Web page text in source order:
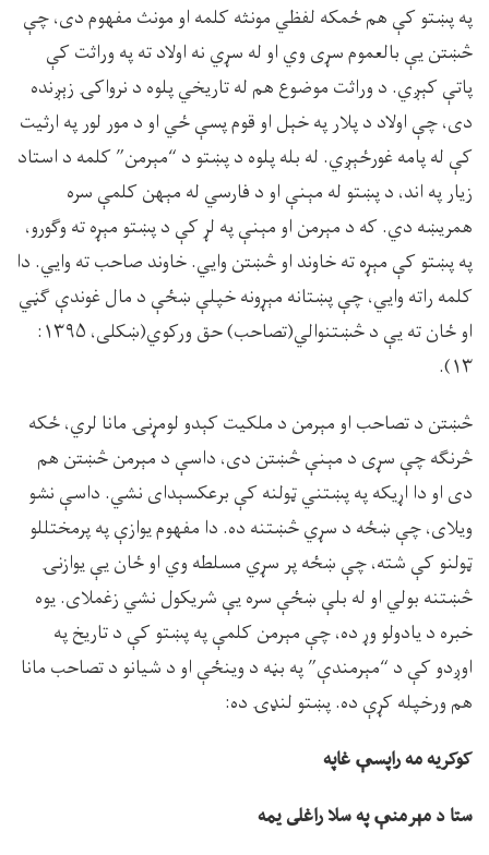
په پښتو کې هم ځمکه لفظي مونثه کلمه او مونث مفهوم دى، چې
څښتن يې بالعموم سړى وي او له سړي نه اولاد ته په وراثت کې
پاتې کېږي. د وراثت موضوع هم له تاريخي پلوه د نرواکۍ زېږنده
دى، چې اولاد د پلار په خېل او قوم پسې ځي او د مور لور په ارثيت
کې له پامه غورځېږي. له بله پلوه د پښتو د “مېرمن” کلمه د استاد
زيار په اند، د پښتو له مېنې او د فارسي له مېهن کلمې سره
همريښه دي. که د مېرمن او مېنې په لړ کې د پښتو مېړه ته وګورو،
په پښتو کې مېړه ته خاوند او څښتن وايي. خاوند صاحب ته وايي. دا
کلمه راته وايي، چې پښتانه مېړونه خپلې ښځې د مال غوندې گڼي
او ځان ته يې د څښتنوالي(تصاحب) حق ورکوي(ښکلى، ۱۳۹۵:
۱۳).
څښتن د تصاحب او مېرمن د ملکيت کېدو لومړنۍ مانا لري، ځکه
څرنګه چې سړى د مېنې څښتن دى، داسې د مېرمن څښتن هم
دى او دا اړيکه په پښتني ټولنه کې برعکسېداى نشي. داسې نشو
ويلاى، چې ښځه د سړي څښتنه ده. دا مفهوم يوازې په پرمختللو
ټولنو کې شته، چې ښځه پر سړي مسلطه وي او ځان يې يوازنۍ
څښتنه بولي او له بلې ښځې سره يې شريکول نشي زغملاى. يوه
خبره د يادولو وړ ده، چې مېرمن کلمې په پښتو کې د تاريخ په
اوږدو کې د “مېرمندې” په بڼه د وينځې او د شيانو د تصاحب مانا
هم ورخپله کړې ده. پښتو لنډۍ ده:
کوکريه مه راپسې غاپه
ستا د مېرمنې په سلا راغلى يمه